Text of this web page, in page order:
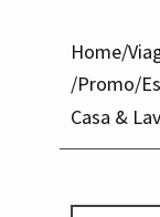
Home/
/Promo/
Casa &